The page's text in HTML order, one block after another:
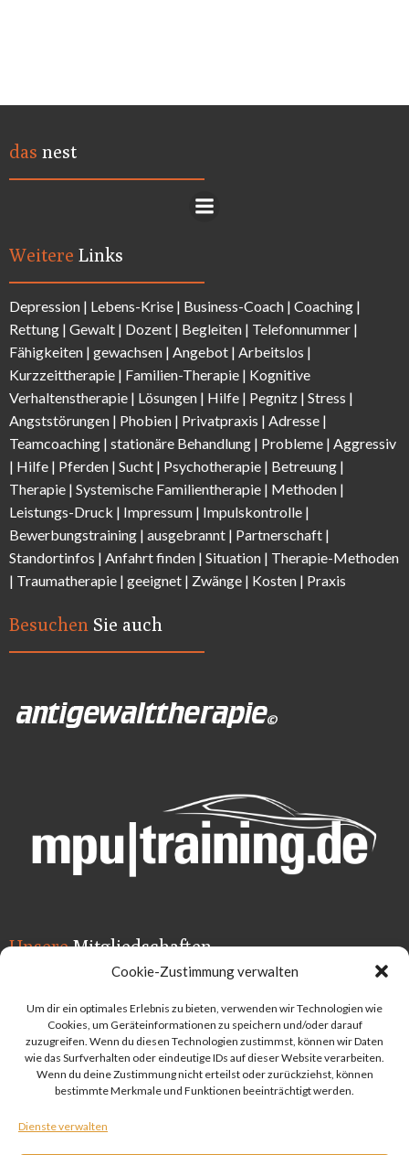
Cookie-Zustimmung verwalten
Um dir ein optimales Erlebnis zu bieten, verwenden wir Technologien wie
Cookies, um Geräteinformationen zu speichern und/oder darauf
zuzugreifen. Wenn du diesen Technologien zustimmst, können wir Daten
wie das Surfverhalten oder eindeutige IDs auf dieser Website verarbeiten.
Wenn du deine Zustimmung nicht erteilst oder zurückziehst, können
bestimmte Merkmale und Funktionen beeinträchtigt werden.
Dienste verwalten
das nest
Weitere Links
Depression | Lebens-Krise | Business-Coach | Coaching |
Rettung | Gewalt | Dozent | Begleiten | Telefonnummer |
Fähigkeiten | gewachsen | Angebot | Arbeitslos |
Kurzzeittherapie | Familien-Therapie | Kognitive
Verhaltenstherapie | Lösungen | Hilfe | Pegnitz | Stress |
Angststörungen | Phobien | Privatpraxis | Adresse |
Teamcoaching | stationäre Behandlung | Probleme | Aggressiv
| Hilfe | Pferden | Sucht | Psychotherapie | Betreuung |
Therapie | Systemische Familientherapie | Methoden |
Leistungs-Druck | Impressum | Impulskontrolle |
Bewerbungstraining | ausgebrannt | Partnerschaft |
Standortinfos | Anfahrt finden | Situation | Therapie-Methoden
| Traumatherapie | geeignet | Zwänge | Kosten | Praxis
Besuchen Sie auch
UnsereMitgliedschaften